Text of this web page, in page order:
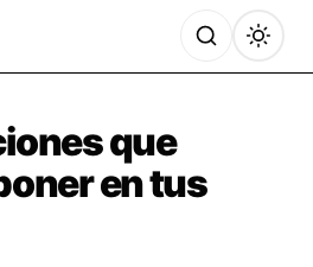
que
en tus